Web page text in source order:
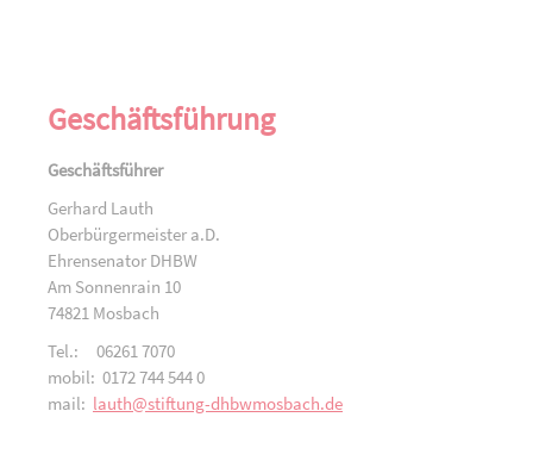
Geschäftsführung
Geschäftsführer
Gerhard Lauth
Oberbürgermeister a.D.
Ehrensenator DHBW
Am Sonnenrain 10
74821 Mosbach
Tel.: 06261 7070
mobil: 0172 744 544 0
mail: lauth@stiftung-dhbwmosbach.de